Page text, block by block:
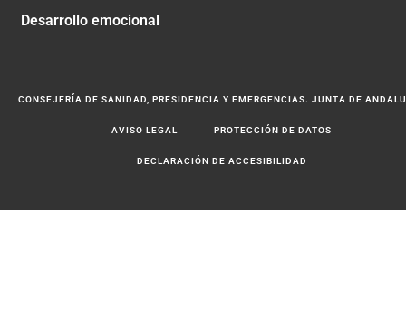
Desarrollo emocional
CONSEJERÍA DE SANIDAD, PRESIDENCIA Y EMERGENCIAS. JUNTA DE
AVISO LEGAL PROTECCIÓN DE DATOS
DECLARACIÓN DE ACCESIBILIDAD